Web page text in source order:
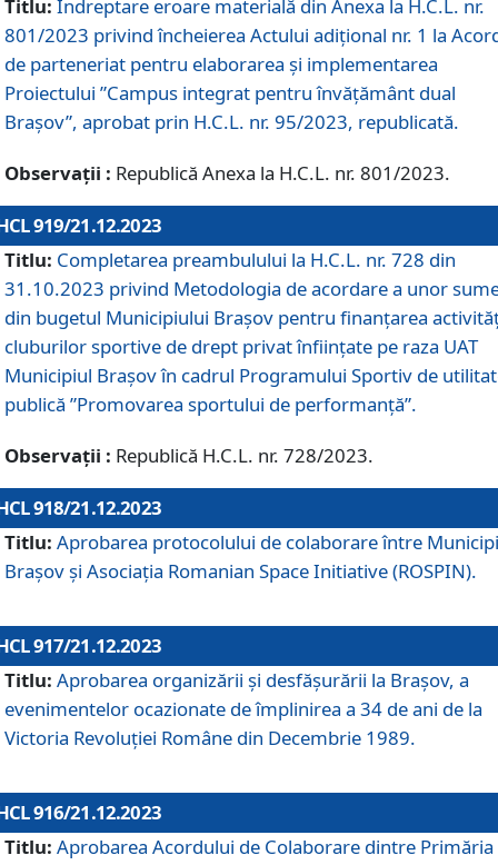
Titlu: Îndreptare eroare materială din Anexa la H.C.L. nr.
801/2023 privind încheierea Actului adițional nr. 1 la
de parteneriat pentru elaborarea și implementarea
Proiectului ”Campus integrat pentru învățământ dual
Brașov”, aprobat prin H.C.L. nr. 95/2023, republicată.
Observații : Republică Anexa la H.C.L. nr. 801/2023.
919/21.12.2023
Titlu: Completarea preambulului la H.C.L. nr. 728 din
31.10.2023 privind Metodologia de acordare a unor
din bugetul Municipiului Brașov pentru finanțarea
cluburilor sportive de drept privat înființate pe raza UAT
Municipiul Brașov în cadrul Programului Sportiv de
publică ”Promovarea sportului de performanță”.
Observații : Republică H.C.L. nr. 728/2023.
918/21.12.2023
Titlu: Aprobarea protocolului de colaborare între
Brașov și Asociația Romanian Space Initiative (ROSPIN).
917/21.12.2023
Titlu: Aprobarea organizării şi desfăşurării la Braşov, a
evenimentelor ocazionate de împlinirea a 34 de ani de la
Victoria Revoluţiei Române din Decembrie 1989.
916/21.12.2023
Titlu: Aprobarea Acordului de Colaborare dintre Primăria